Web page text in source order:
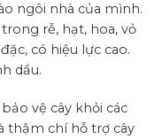
ngôi nhà của mình.
rễ, hạt, hoa, vỏ
có hiệu lực cao.
dầu.
vệ cây khỏi các
thậm chí hỗ trợ cây